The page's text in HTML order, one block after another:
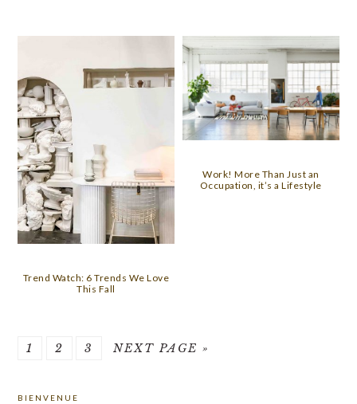
Trend Watch: 6 Trends We Love
This Fall
Work! More Than Just an
Occupation, it’s a Lifestyle
PAGE
1 PAGE
2 PAGE
3
GO
NEXT PAGE »
BIENVENUE